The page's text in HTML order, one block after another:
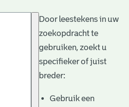
Door leestekens in uw
zoekopdracht te
gebruiken, zoekt u
specifieker of juist
breder:
Gebruik een